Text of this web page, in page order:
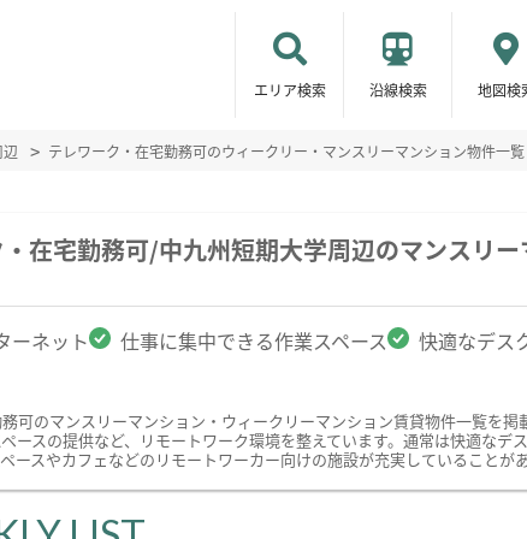
エリア検索 沿線検索 地図検
テレワーク・在宅勤務可のウィークリー・マンスリーマンション物件一覧
在宅勤務可/中九州短期大学周辺のマンスリ
ーネット 仕事に集中できる作業スペース 快適なデス
可のマンスリーマンション・ウィークリーマンション賃貸物件一覧を
ースの提供など、リモートワーク環境を整えています。通常は快適な
ースやカフェなどのリモートワーカー向けの施設が充実していることが